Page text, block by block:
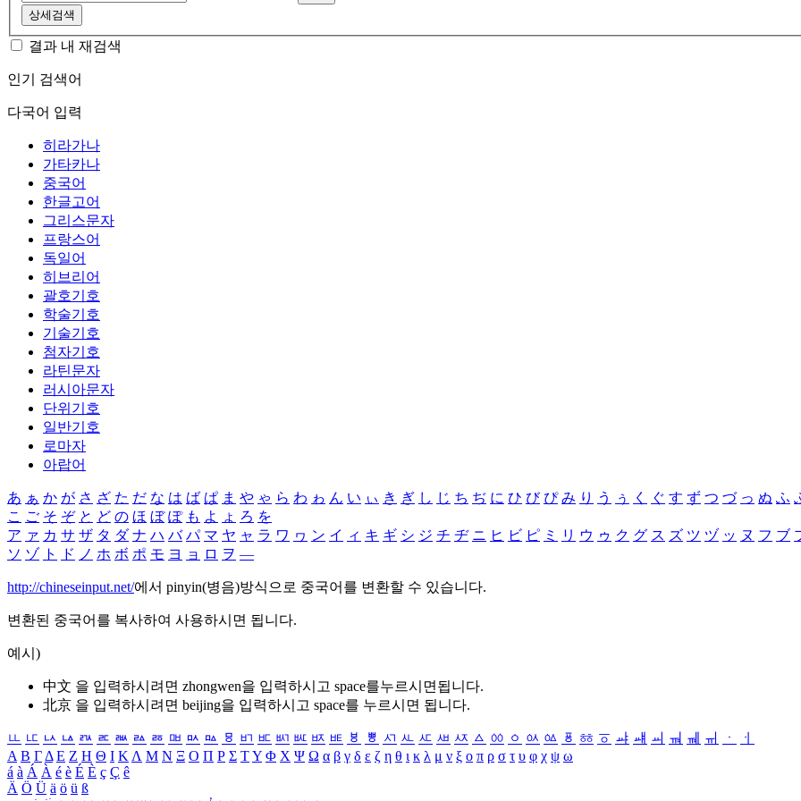
상세검색
결과 내 재검색
인기 검색어
다국어 입력
히라가나
가타카나
중국어
한글고어
그리스문자
프랑스어
독일어
히브리어
괄호기호
학술기호
기술기호
첨자기호
라틴문자
러시아문자
단위기호
일반기호
로마자
아랍어
あ ぁ か が さ ざ た だ な は ば ぱ ま や ゃ ら わ ゎ ん い ぃ き ぎ し じ ち ぢ に ひ び ぴ み り う ぅ く ぐ す ず つ づ っ ぬ ふ
こ ご そ ぞ と ど の ほ ぼ ぽ も よ ょ ろ を
ア ァ カ サ ザ タ ダ ナ ハ バ パ マ ヤ ャ ラ ワ ヮ ン イ ィ キ ギ シ ジ チ ヂ ニ ヒ ビ ピ ミ リ ウ ゥ ク グ ス ズ ツ ヅ ッ ヌ フ ブ
ソ ゾ ト ド ノ ホ ボ ポ モ ヨ ョ ロ ヲ ―
http://chineseinput.net/에서 pinyin(병음)방식으로 중국어를 변환할 수 있습니다.
변환된 중국어를 복사하여 사용하시면 됩니다.
예시)
中文 을 입력하시려면 zhongwen을 입력하시고 space를누르시면됩니다.
北京 을 입력하시려면 beijing을 입력하시고 space를 누르시면 됩니다.
ㅥ ㅦ ㅧ ㅨ ㅩ ㅪ ㅫ ㅬ ㅭ ㅮ ㅯ ㅰ ㅱ ㅲ ㅳ ㅴ ㅵ ㅶ ㅷ ㅸ ㅹ ㅺ ㅻ ㅼ ㅽ ㅾ ㅿ ㆀ ㆁ ㆂ ㆃ ㆄ ㆅ ㆆ ㆇ ㆈ ㆉ ㆊ ㆋ ㆌ ㆍ
ㆎ
Α Β ΓΔ Ε Ζ Η Θ Ι ΚΛ Μ Ν Ξ Ο Π Ρ Σ ΤΥ Φ Χ Ψ Ω α β γ δ ε ζ η θ ι κ λ μ ν ξ ο π ρ σ τ υ φ χ ψ ω
á à Á À é è É È ç Ç ê
Ä Ö Ü ä ö ü ß